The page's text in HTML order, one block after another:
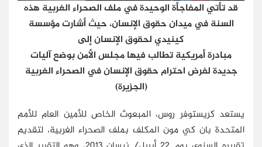
قد تأتي المفاجأة الوحيدة في ملف الصحراء الغربية هذه
السنة في ميدان حقوق الإنسان، حيث أشارت مؤسسة
كينيدي لحقوق الإنسان إلى
مبادرة أمريكية تطالب فيها مجلس الأمن بوضع آليات
جديدة لفرض احترام حقوق الإنسان في الصحراء الغربية
(الجزيرة)
يستعد كريستوفر روس، المبعوث الخاص للأمين العام للأمم
المتحدة بان كي مون المكلف بملف الصحراء الغربية، لتقديم